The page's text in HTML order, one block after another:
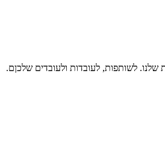
שלנו. לשותפות, לעובדות ולעובדים שלכןם.